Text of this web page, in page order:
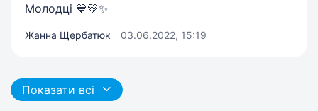
Молодці 💙💛✨
Жанна Щербатюк 03.06.2022, 15:19
Показати всі